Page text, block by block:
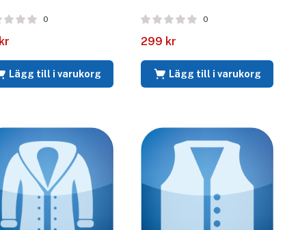
0
kr
Lägg till i varukorg
0
299 kr
Lägg till i varukorg